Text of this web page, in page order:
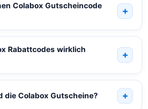
Colabox Gutscheincode
Rabattcodes wirklich
die Colabox Gutscheine?